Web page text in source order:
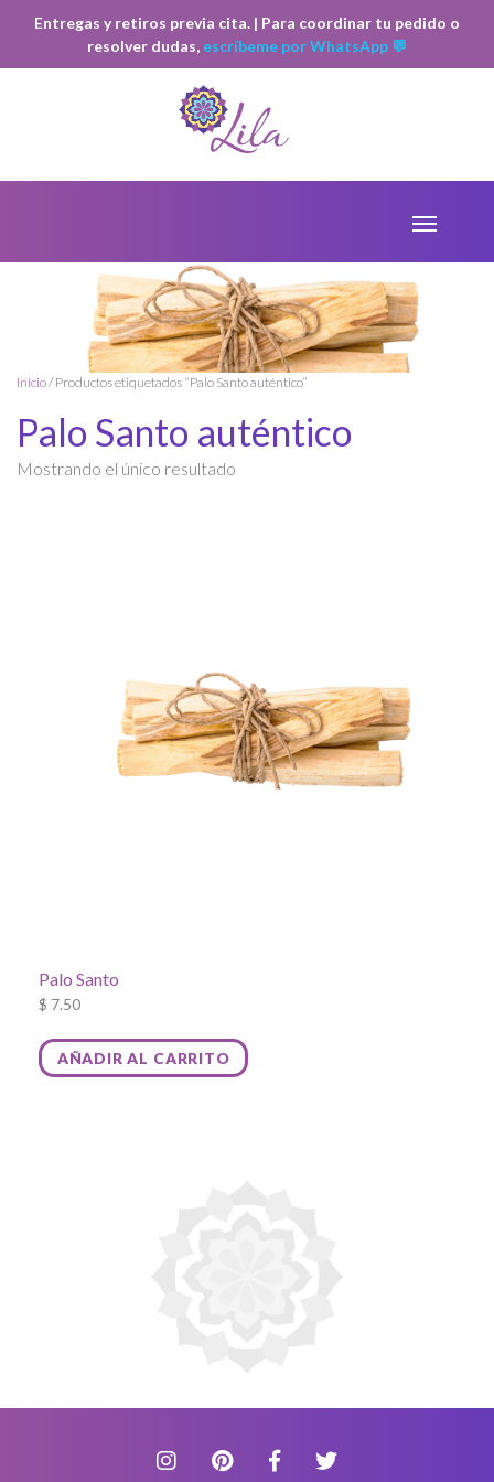
Entregas y retiros previa cita. | Para coordinar tu pedido o
resolver dudas, escríbeme por WhatsApp 💬
Inicio/ Productos etiquetados “Palo Santo auténtico”
Palo Santo auténtico
Mostrando el único resultado
Palo Santo
$ 7.50
AÑADIR AL CARRITO